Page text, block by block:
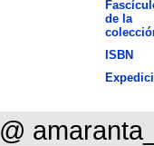
de la
ISBN